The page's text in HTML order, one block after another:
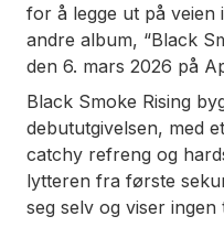
for å legge ut på veien
andre album, “Black
den 6. mars 2026 på
Black Smoke Rising
debututgivelsen, med
catchy refreng og
lytteren fra første
seg selv og viser